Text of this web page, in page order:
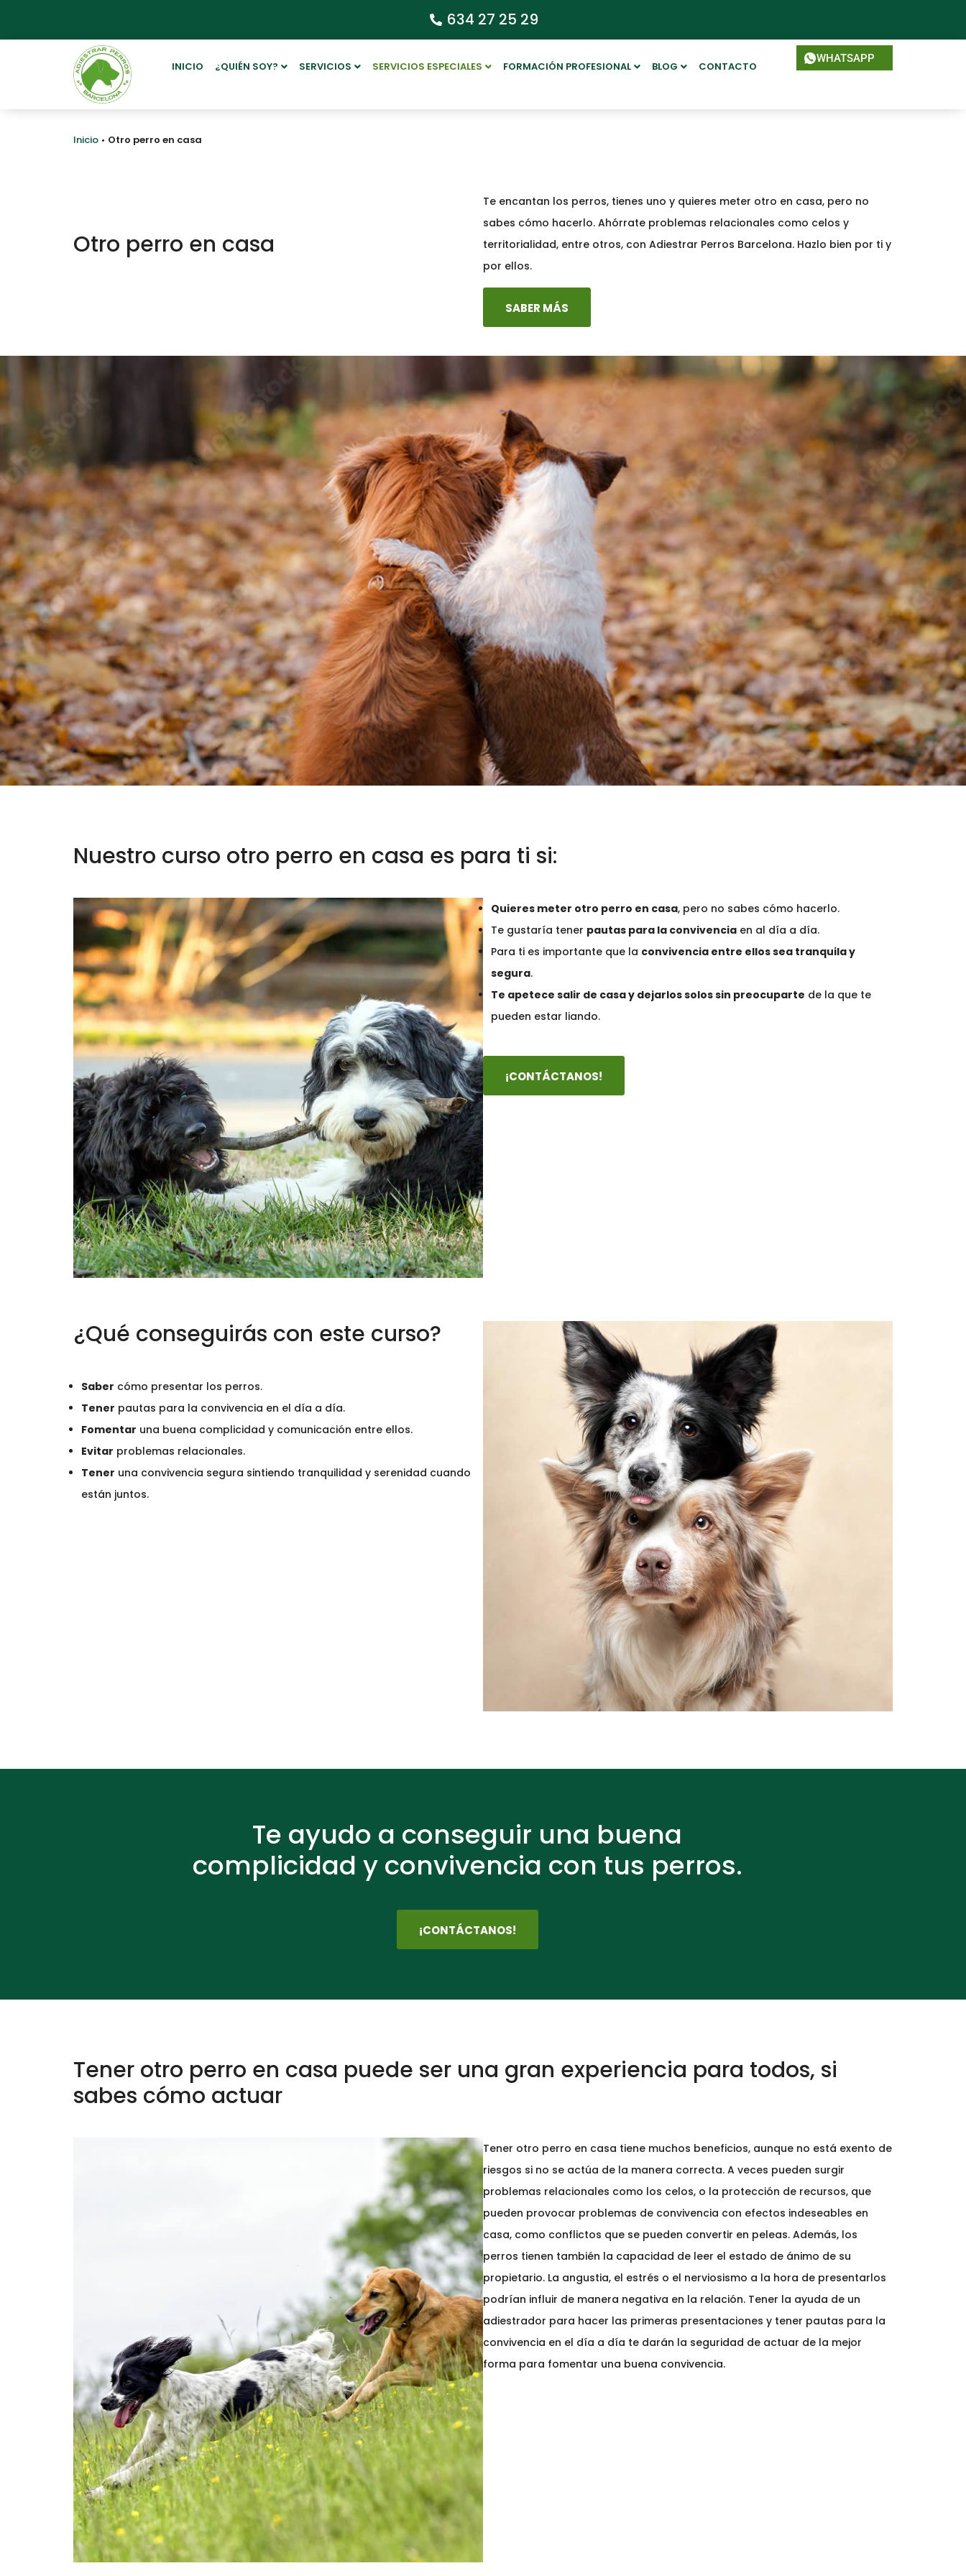
634 27 25 29
INICIO ¿QUIÉN SOY? SERVICIOS SERVICIOS ESPECIALES FORMACIÓN PROFESIONAL BLOG CONTACTO
WHATSAPP
Inicio Otro perro en casa
Otro perro en casa
Te encantan los perros, tienes uno y quieres meter otro en casa, pero no
sabes cómo hacerlo. Ahórrate problemas relacionales como celos y
territorialidad, entre otros, con Adiestrar Perros Barcelona. Hazlo bien por ti y
por ellos.
SABER MÁS
Nuestro curso otro perro en casa es para ti si:
Quieres meter otro perro en casa, pero no sabes cómo hacerlo.
Te gustaría tener pautas para la convivencia en al día a día.
Para ti es importante que la convivencia entre ellos sea tranquila y
segura.
Te apetece salir de casa y dejarlos solos sin preocuparte de la que te
pueden estar liando.
¡CONTÁCTANOS!
¿Qué conseguirás con este curso?
Saber cómo presentar los perros.
Tener pautas para la convivencia en el día a día.
Fomentar una buena complicidad y comunicación entre ellos.
Evitar problemas relacionales.
Tener una convivencia segura sintiendo tranquilidad y serenidad cuando
están juntos.
Te ayudo a conseguir una buena
complicidad y convivencia con tus perros.
¡CONTÁCTANOS!
Tener otro perro en casa puede ser una gran experiencia para todos, si
sabes cómo actuar
Tener otro perro en casa tiene muchos beneficios, aunque no está exento de
riesgos si no se actúa de la manera correcta. A veces pueden surgir
problemas relacionales como los celos, o la protección de recursos, que
pueden provocar problemas de convivencia con efectos indeseables en
casa, como conflictos que se pueden convertir en peleas. Además, los
perros tienen también la capacidad de leer el estado de ánimo de su
propietario. La angustia, el estrés o el nerviosismo a la hora de presentarlos
podrían influir de manera negativa en la relación. Tener la ayuda de un
adiestrador para hacer las primeras presentaciones y tener pautas para la
convivencia en el día a día te darán la seguridad de actuar de la mejor
forma para fomentar una buena convivencia.